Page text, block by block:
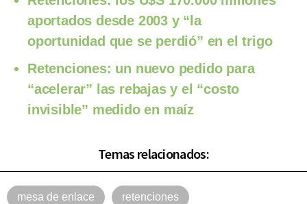
aportados desde 2003 y “la
oportunidad que se perdió” en el trigo
Retenciones: un nuevo pedido para
“acelerar” las rebajas y el “costo
invisible” medido en maíz
Temas relacionados:
mesa de enlace retenciones